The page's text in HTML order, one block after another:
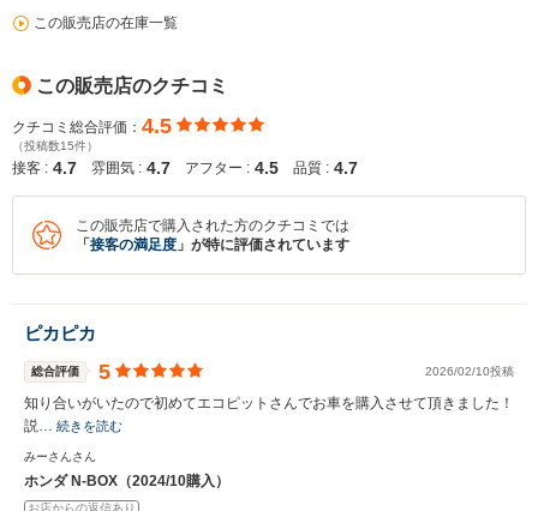
この販売店の在庫一覧
この販売店のクチコミ
クチコミ総合評価： 4.5
（投稿数15件）
接客 : 4.7 雰囲気 : 4.7 アフター : 4.5 品質 : 4.7
この販売店で購入された方のクチコミでは
「 接客の満足度 」が特に評価されています
ピカピカ
総合評価 5 2026/02/10投稿
知り合いがいたので初めてエコピットさんでお車を購入させて頂きました！
説… 続きを読む
みーさんさん
ホンダ N-BOX（2024/10購入）
お店からの返信あり